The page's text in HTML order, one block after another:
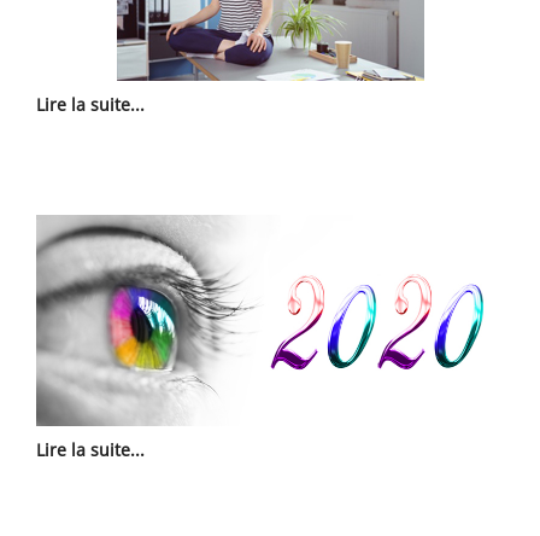
Lire la suite...
Lire la suite...